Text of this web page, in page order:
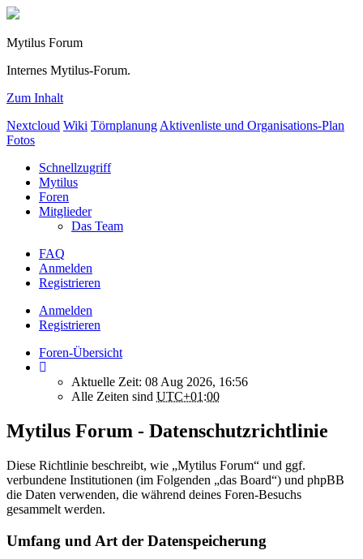
Mytilus Forum
Internes Mytilus-Forum.
Zum Inhalt
Nextcloud Wiki Törnplanung Aktivenliste und Organisations-Plan
Fotos
Schnellzugriff
Mytilus
Foren
Mitglieder
Das Team
FAQ
Anmelden
Registrieren
Anmelden
Registrieren
Foren-Übersicht
Aktuelle Zeit: 08 Aug 2026, 16:56
Alle Zeiten sind UTC+01:00
Mytilus Forum - Datenschutzrichtlinie
Diese Richtlinie beschreibt, wie „Mytilus Forum“ und ggf.
verbundene Institutionen (im Folgenden „das Board“) und phpBB
die Daten verwenden, die während deines Foren-Besuchs
gesammelt werden.
Umfang und Art der Datenspeicherung